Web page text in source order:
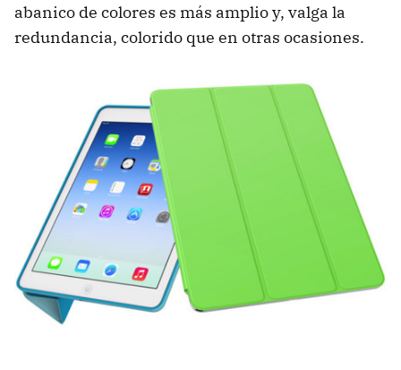
abanico de colores es más amplio y, valga la
redundancia, colorido que en otras ocasiones.